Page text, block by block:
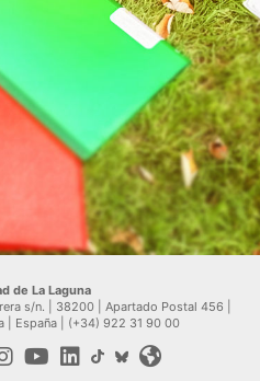
de La Laguna
s/n. | 38200 | Apartado Postal 456 |
| España | (+34) 922 31 90 00